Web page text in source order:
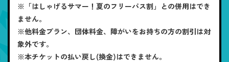
※「はしゃげるサマー！夏のフリーパス割」との併用はでき
ません。
※他料金プラン、団体料金、障がいをお持ちの方の割引は対
象外です。
※本チケットの払い戻し(換金)はできません。